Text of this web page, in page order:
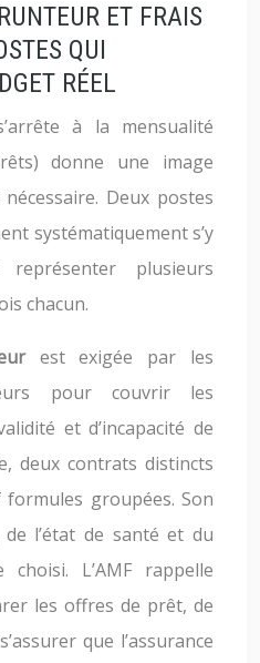
ET FRAIS
QUI
RÉEL
à la mensualité
donne une image
Deux postes
systématiquement s’y
plusieurs
chacun.
est exigée par les
pour couvrir les
et d’incapacité de
deux contrats distincts
groupées. Son
de l’état de santé et du
L’AMF rappelle
les offres de prêt, de
que l’assurance